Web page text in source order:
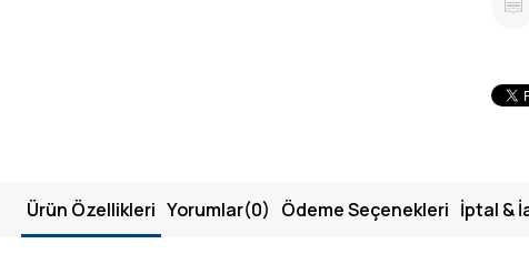
Ürün Özellikleri Yorumlar(0) Ödeme Seçenekleri İptal &